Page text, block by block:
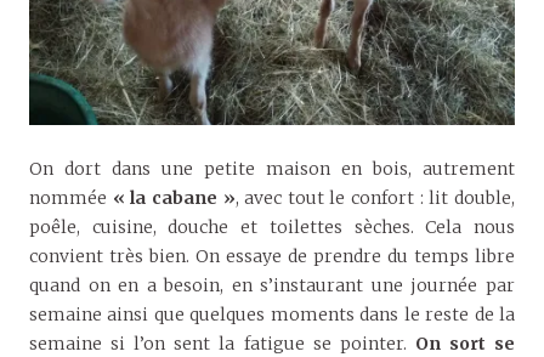
On dort dans une petite maison en bois, autrement
nommée « la cabane », avec tout le confort : lit double,
poêle, cuisine, douche et toilettes sèches. Cela nous
convient très bien. On essaye de prendre du temps libre
quand on en a besoin, en s’instaurant une journée par
semaine ainsi que quelques moments dans le reste de la
semaine si l’on sent la fatigue se pointer. On sort se